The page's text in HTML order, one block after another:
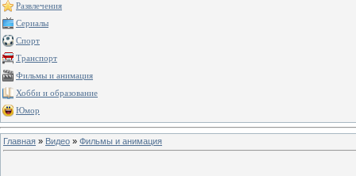
Развлечения
Сериалы
Спорт
Транспорт
Фильмы и анимация
Хобби и образование
Юмор
Главная » Видео » Фильмы и анимация